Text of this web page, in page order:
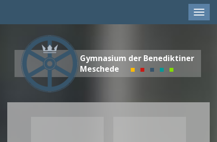
Gymnasium der Benediktiner
Meschede